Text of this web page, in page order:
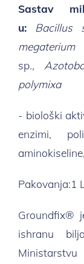
Sastav
u: Bacillus
sp.,
polymixa
- biološki
enzimi,
Pakovanja:1
Groundfix®
ishranu